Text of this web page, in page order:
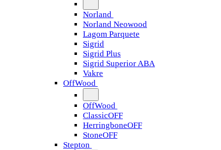
Norland
Norland Neowood
Lagom Parquete
Sigrid
Sigrid Plus
Sigrid Superior ABA
Vakre
OffWood
OffWood
ClassicOFF
HerringboneOFF
StoneOFF
Stepton